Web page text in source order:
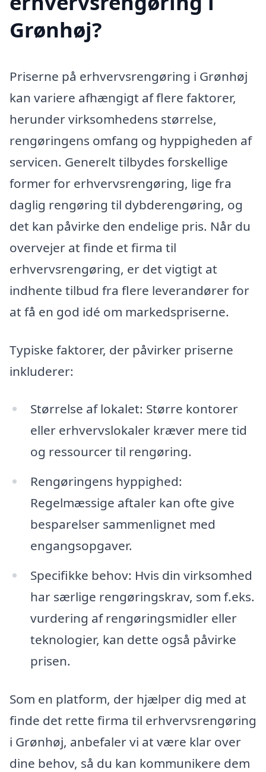
Grønhøj?
Priserne på erhvervsrengøring i Grønhøj
kan variere afhængigt af flere faktorer,
herunder virksomhedens størrelse,
rengøringens omfang og hyppigheden af
servicen. Generelt tilbydes forskellige
former for erhvervsrengøring, lige fra
daglig rengøring til dybderengøring, og
det kan påvirke den endelige pris. Når du
overvejer at finde et firma til
erhvervsrengøring, er det vigtigt at
indhente tilbud fra flere leverandører for
at få en god idé om markedspriserne.
Typiske faktorer, der påvirker priserne
inkluderer:
Størrelse af lokalet: Større kontorer
eller erhvervslokaler kræver mere tid
og ressourcer til rengøring.
Rengøringens hyppighed:
Regelmæssige aftaler kan ofte give
besparelser sammenlignet med
engangsopgaver.
Specifikke behov: Hvis din virksomhed
har særlige rengøringskrav, som f.eks.
vurdering af rengøringsmidler eller
teknologier, kan dette også påvirke
prisen.
Som en platform, der hjælper dig med at
finde det rette firma til erhvervsrengøring
i Grønhøj, anbefaler vi at være klar over
dine behov, så du kan kommunikere dem